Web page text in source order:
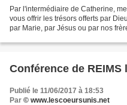
Par l'intermédiaire de Catherine,
vous offrir les trésors offerts par
par Marie, par Jésus ou par nos
Conférence de REIMS
Publié le 11/06/2017 à 18:53
Par © www.lescoeursunis.net